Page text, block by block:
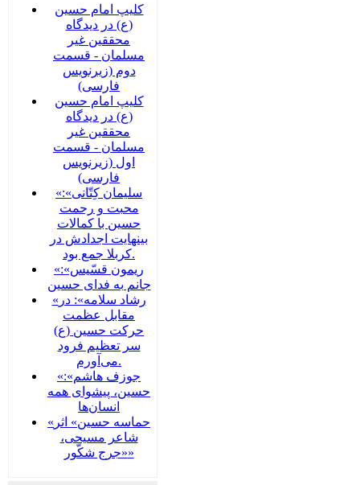
کلیپ امام حسین
(ع) در دیدگاه
محققین غیر
مسلمان - قسمت
دوم (زیرنویس
فارسی)
کلیپ امام حسین
(ع) در دیدگاه
محققین غیر
مسلمان - قسمت
اول (زیرنویس
فارسی)
«سلیمان کِتّانی»:
محبت و رحمت
حسین با کمالات
بینهایت اجدادش در
کربلا جمع بود.
«ریمون قسّیس»:
جانم به فدای حسین
«رشاد سلامه»: در
مقابل عظمت
حرکت حسین (ع)
سر تعظیم فرود
می‌آورم.
«جوزف هاشم»:
حسین، پیشوای همه
انسان‌ها
«حماسه حسین» اثر
شاعر مسیحی،
«جرج شکّور»